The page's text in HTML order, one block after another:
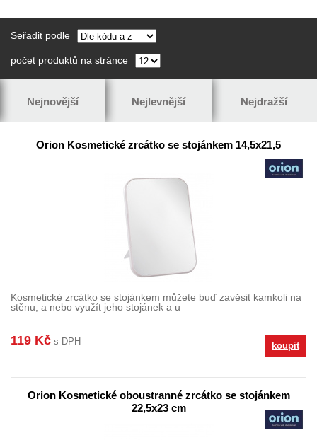
Seřadit podle
počet produktů na stránce
Nejnovější Nejlevnější Nejdražší
Orion Kosmetické zrcátko se stojánkem 14,5x21,5
Kosmetické zrcátko se stojánkem můžete buď zavěsit kamkoli na
stěnu, a nebo využít jeho stojánek a u
119 Kč s DPH koupit
Orion Kosmetické oboustranné zrcátko se stojánkem
22,5x23 cm